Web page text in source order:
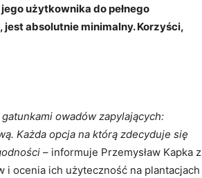
użytkownika do pełnego
absolutnie minimalny. Korzyści,
owadów zapylających:
Każda opcja na którą zdecyduje się
– informuje Przemysław Kapka z
i ocenia ich użyteczność na plantacjach